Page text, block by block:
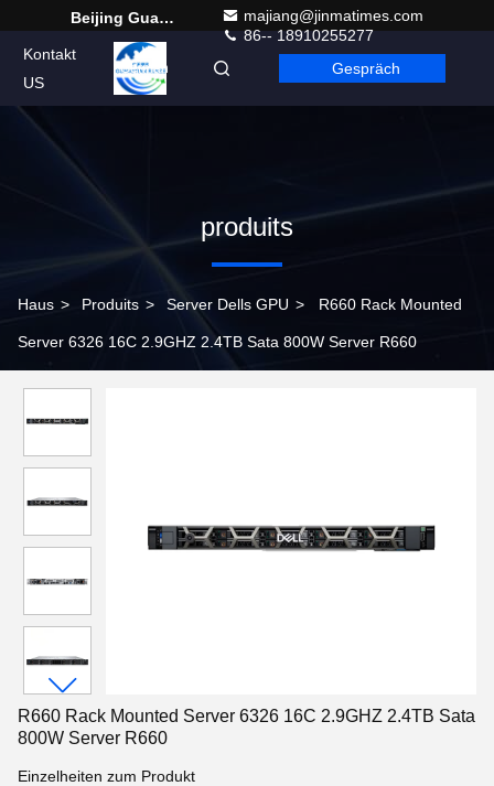
Beijing Guangtian Runze Technology Co., Ltd.
majiang@jinmatimes.com
86-- 18910255277
Kontakt
US
German Gespräch
produits
Haus > Produits > Server Dells GPU > R660 Rack Mounted
Server 6326 16C 2.9GHZ 2.4TB Sata 800W Server R660
R660 Rack Mounted Server 6326 16C 2.9GHZ 2.4TB Sata
800W Server R660
Einzelheiten zum Produkt